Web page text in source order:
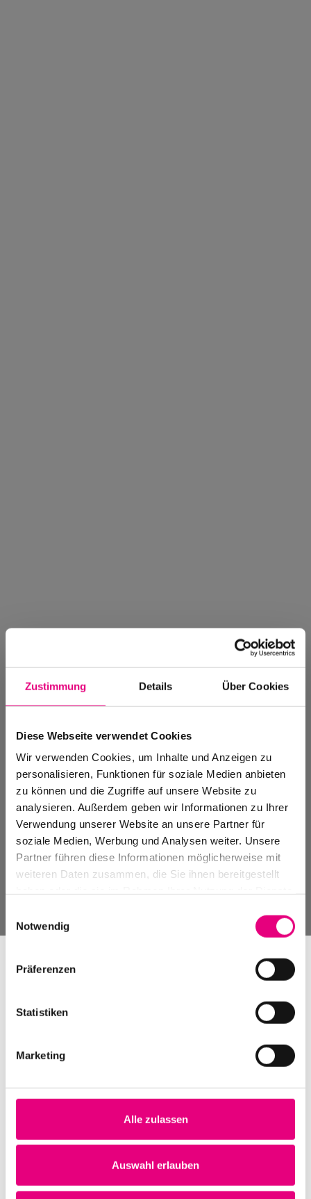
Zustimmung Details Über Cookies
Diese Webseite verwendet Cookies
Wir verwenden Cookies, um Inhalte und Anzeigen zu
personalisieren, Funktionen für soziale Medien anbieten
zu können und die Zugriffe auf unsere Website zu
analysieren. Außerdem geben wir Informationen zu Ihrer
Verwendung unserer Website an unsere Partner für
soziale Medien, Werbung und Analysen weiter. Unsere
Partner führen diese Informationen möglicherweise mit
weiteren Daten zusammen, die Sie ihnen bereitgestellt
Notwendig
Präferenzen
Statistiken
Marketing
Alle zulassen
Auswahl erlauben
Events Archive
Past events, festivals, and venues
Nightmares on Wax
Learn more